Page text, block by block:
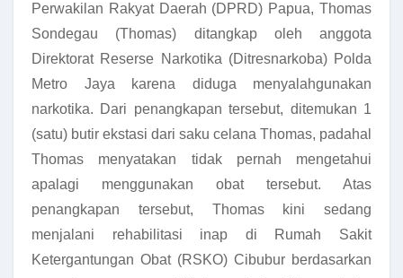
Perwakilan Rakyat Daerah (DPRD) Papua, Thomas
Sondegau (Thomas) ditangkap oleh anggota
Direktorat Reserse Narkotika (Ditresnarkoba) Polda
Metro Jaya karena diduga menyalahgunakan
narkotika. Dari penangkapan tersebut, ditemukan 1
(satu) butir ekstasi dari saku celana Thomas, padahal
Thomas menyatakan tidak pernah mengetahui
apalagi menggunakan obat tersebut. Atas
penangkapan tersebut, Thomas kini sedang
menjalani rehabilitasi inap di Rumah Sakit
Ketergantungan Obat (RSKO) Cibubur berdasarkan